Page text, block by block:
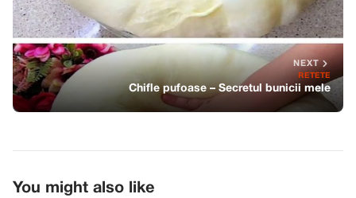
NEXT
RETETE
Chifle pufoase – Secretul bunicii mele
You might also like